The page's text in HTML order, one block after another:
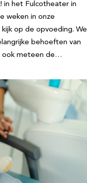
in het Fulcotheater in
weken in onze
op de opvoeding. We
behoeften van
ook meteen de…